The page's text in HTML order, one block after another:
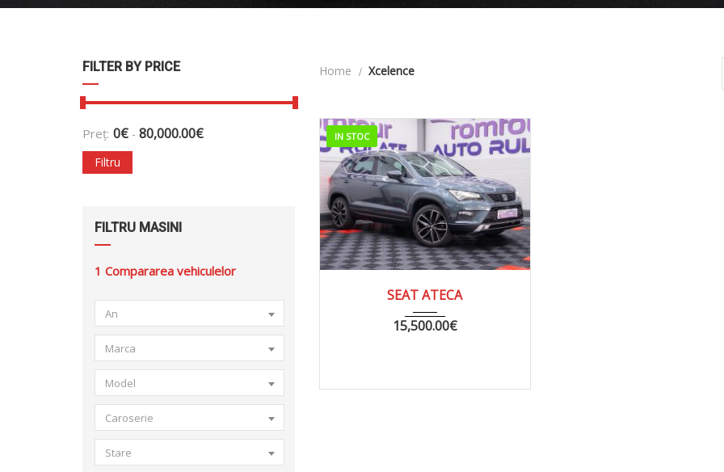
FILTER BY PRICE
Preț: 0€ - 80,000.00€
Filtru
FILTRU MASINI
1 Compararea vehiculelor
An
Marca
Model
Caroserie
Stare
Home Xcelence
IN STOC
AUTOM...
SEAT ATECA
15,500.00€